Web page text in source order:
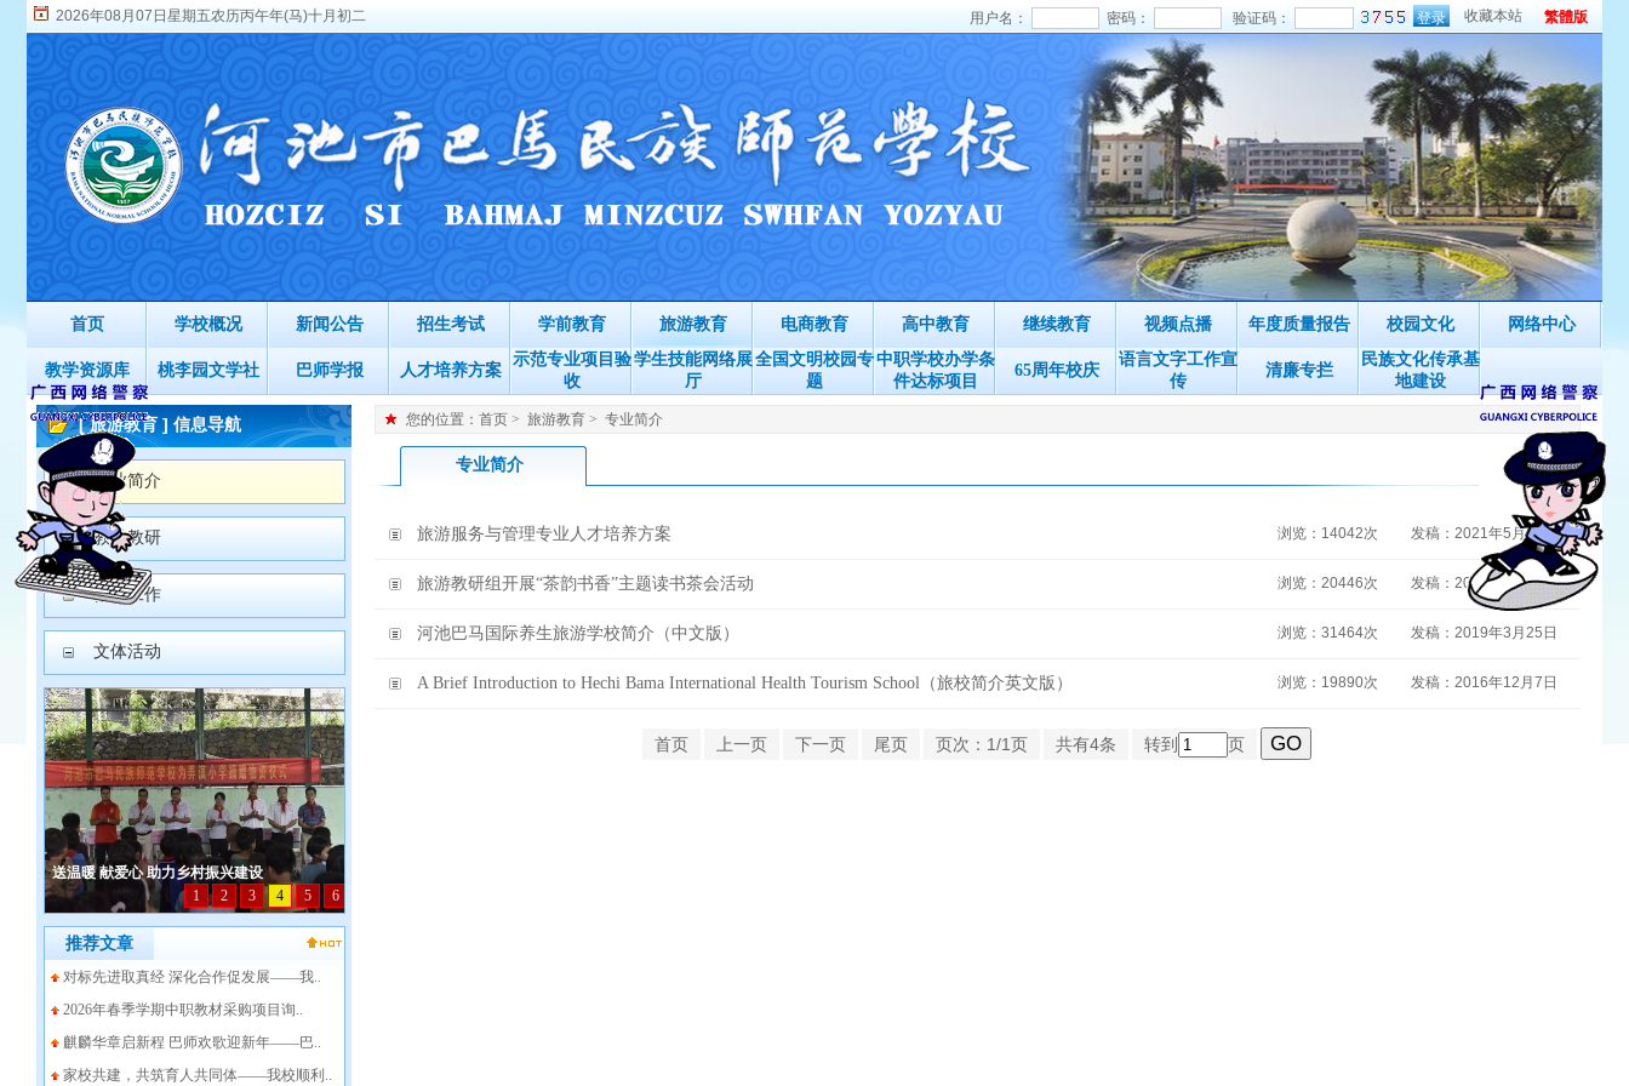
2026年08月07日星期五农历丙午年(马)十月初二 用户名： 密码： 验证码： 收藏本站 繁體版
首页 学校概况 新闻公告 招生考试 学前教育 旅游教育 电商教育 高中教育 继续教育 视频点播 年度质量报告 校园文化 网络中心
教学资源库 桃李园文学社 巴师学报 人才培养方案
示范专业项目验
收
学生技能网络展
厅
全国文明校园专
题
中职学校办学条
件达标项目
65周年校庆
语言文字工作宣
传
清廉专拦
民族文化传承基
地建设
[ 旅游教育 ] 信息导航
专业简介
教学教研
德育工作
文体活动
推荐文章
对标先进取真经 深化合作促发展——我..
2026年春季学期中职教材采购项目询..
麒麟华章启新程 巴师欢歌迎新年——巴..
家校共建，共筑育人共同体——我校顺利..
您的位置： 首页> 旅游教育> 专业简介
专业简介
旅游服务与管理专业人才培养方案 浏览：14042次 发稿：2021年5月20日
旅游教研组开展“茶韵书香”主题读书茶会活动 浏览：20446次 发稿：2019年5月9日
河池巴马国际养生旅游学校简介（中文版） 浏览：31464次 发稿：2019年3月25日
A Brief Introduction to Hechi Bama International Health Tourism School（旅校简介英文版） 浏览：19890次 发稿：2016年12月7日
首页 上一页 下一页 尾页 页次：1/1页 共有4条 转到 页